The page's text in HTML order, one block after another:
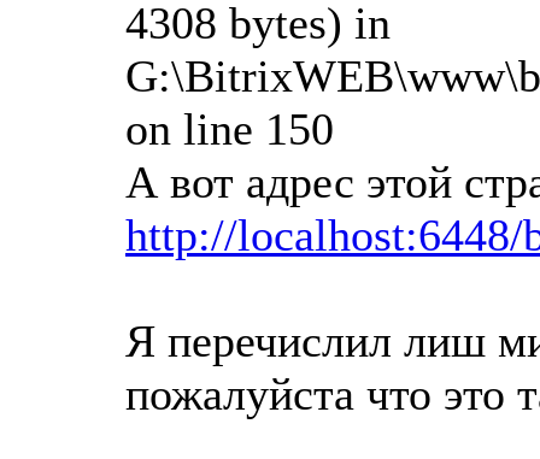
4308 bytes) in
on line 150
А вот адрес этой
http://
Я перечислил лиш
пожалуйста что это